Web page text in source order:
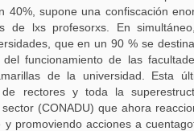
40%, supone una confiscación
de lxs profesorxs. En
que en un 90 % se
funcionamiento de las
de la universidad. Esta
rectores y toda la
(CONADU) que ahora
promoviendo acciones a